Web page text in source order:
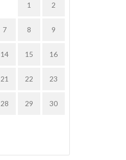
1 2
7 8 9
14 15 16
21 22 23
28 29 30